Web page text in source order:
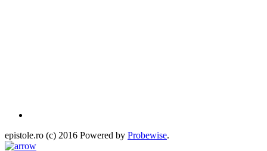
epistole.ro (c) 2016 Powered by Probewise.